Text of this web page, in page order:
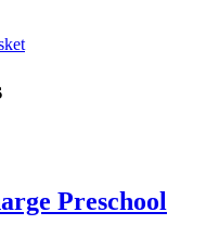
Preschool